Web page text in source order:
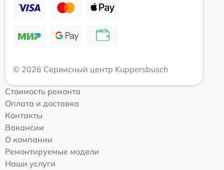
© 2026 Сервисный центр Kuppersbusch
Стоимость ремонта
Оплата и доставка
Контакты
Вакансии
О компании
Ремонтируемые модели
Наши услуги